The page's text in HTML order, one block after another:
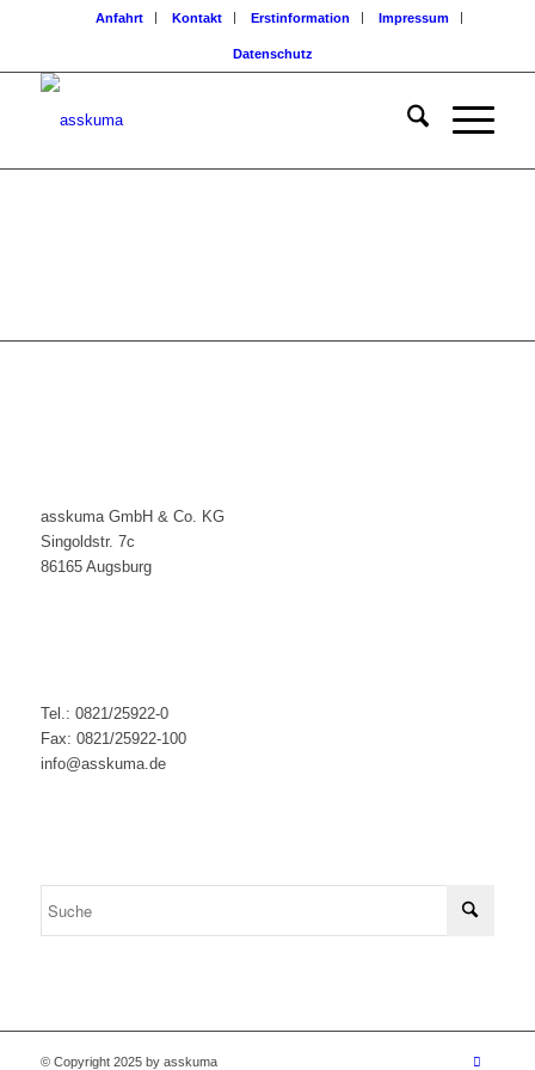
Anfahrt Kontakt Erstinformation Impressum
Datenschutz
asskuma GmbH & Co. KG
Singoldstr. 7c
86165 Augsburg
Tel.: 0821/25922-0
Fax: 0821/25922-100
info@asskuma.de
© Copyright 2025 by asskuma